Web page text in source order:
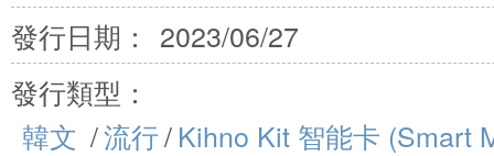
發行日期：
2023/06/27
發行類型：
韓文 /流行/Kihno Kit 智能卡 (Smart